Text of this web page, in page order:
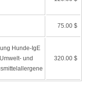
75.00 $
Hunde-IgE
und
320.00 $